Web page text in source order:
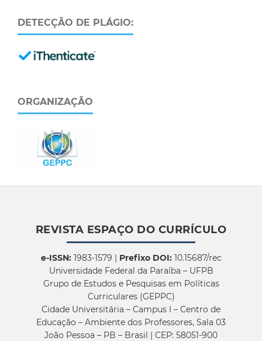
DETECÇÃO DE PLÁGIO:
ORGANIZAÇÃO
REVISTA ESPAÇO DO CURRÍCULO
e-ISSN:1983-1579 | Prefixo DOI:10.15687/rec
Universidade Federal da Paraíba – UFPB
Grupo de Estudos e Pesquisas em Políticas
Curriculares (GEPPC)
Cidade Universitária – Campus I – Centro de
Educação – Ambiente dos Professores, Sala 03
João Pessoa – PB – Brasil | CEP: 58051-900